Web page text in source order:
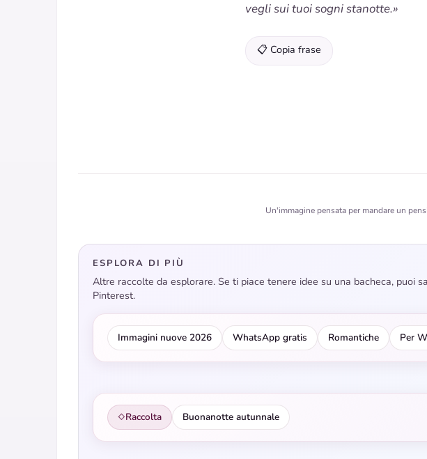
vegli sui tuoi sogni stanotte.»
📋 Copia frase
Un'immagine pensata per mandare un
ESPLORA DI PIÙ
Altre raccolte da esplorare. Se ti piace tenere idee su una bacheca, puoi
Pinterest.
Immagini nuove 2026 WhatsApp gratis Romantiche Per
◇Raccolta Buonanotte autunnale